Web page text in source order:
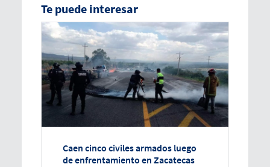
Te puede interesar
Caen cinco civiles armados luego
de enfrentamiento en Zacatecas